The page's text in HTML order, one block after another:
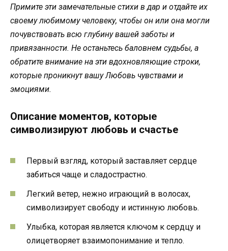
Примите эти замечательные стихи в дар и отдайте их
своему любимому человеку, чтобы он или она могли
почувствовать всю глубину вашей заботы и
привязанности. Не останьтесь баловнем судьбы, а
обратите внимание на эти вдохновляющие строки,
которые проникнут вашу Любовь чувствами и
эмоциями.
Описание моментов, которые
символизируют любовь и счастье
Первый взгляд, который заставляет сердце
забиться чаще и сладострастно.
Легкий ветер, нежно играющий в волосах,
символизирует свободу и истинную любовь.
Улыбка, которая является ключом к сердцу и
олицетворяет взаимопонимание и тепло.